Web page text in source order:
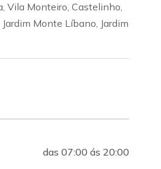
Vila Monteiro, Castelinho,
Monte Líbano, Jardim
das 07:00 ás 20:00